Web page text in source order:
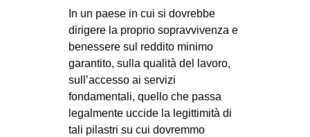
In un paese in cui si dovrebbe
dirigere la proprio sopravvivenza e
benessere sul reddito minimo
garantito, sulla qualità del lavoro,
sull’accesso ai servizi
fondamentali, quello che passa
legalmente uccide la legittimità di
tali pilastri su cui dovremmo